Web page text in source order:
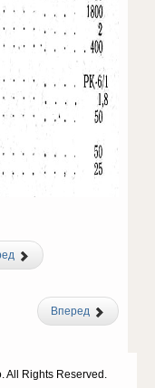
Вперед
All Rights Reserved.